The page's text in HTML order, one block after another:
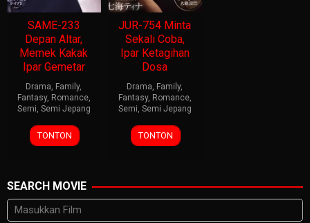
SAME-233
Depan Altar,
Memek Kakak
Ipar Gemetar
Drama, Family,
Fantasy, Romance,
Semi, Semi Jepang
TONTON
JUR-754 Minta
Sekali Coba,
Ipar Ketagihan
Dosa
Drama, Family,
Fantasy, Romance,
Semi, Semi Jepang
TONTON
SEARCH MOVIE